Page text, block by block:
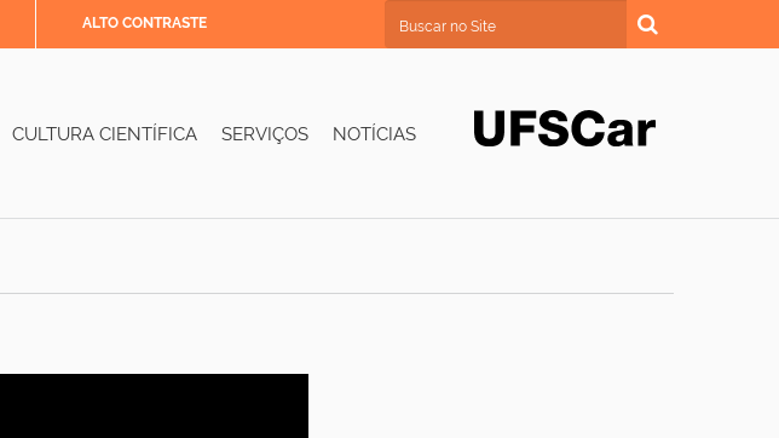
ALTO CONTRASTE Busca Avançada…
CULTURA CIENTÍFICA SERVIÇOS NOTÍCIAS